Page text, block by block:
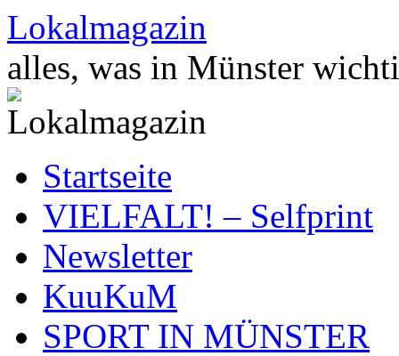
Zum
Inhalt
springen
Lokalmagazin
alles, was in Münster
Startseite
VIELFALT! – Selfprint
Newsletter
KuuKuM
SPORT IN MÜNSTER